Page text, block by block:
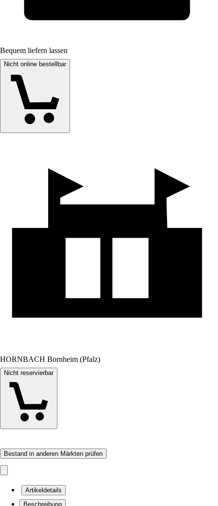
Bequem liefern lassen
Nicht online bestellbar
HORNBACH Bornheim (Pfalz)
Nicht reservierbar
Bestand in anderen Märkten prüfen
Artikeldetails
Beschreibung